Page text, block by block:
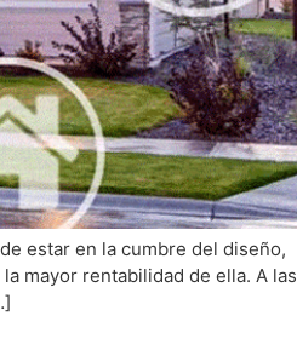
estar en la cumbre del diseño,
mayor rentabilidad de ella. A las